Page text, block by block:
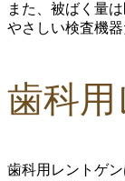
また、 被ばく量
やさしい検査機器
歯科
歯科用レントゲ